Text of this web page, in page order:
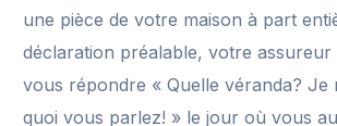
une pièce de votre maison à part
déclaration préalable, votre
vous répondre « Quelle véranda? Je
quoi vous parlez! » le jour où vous